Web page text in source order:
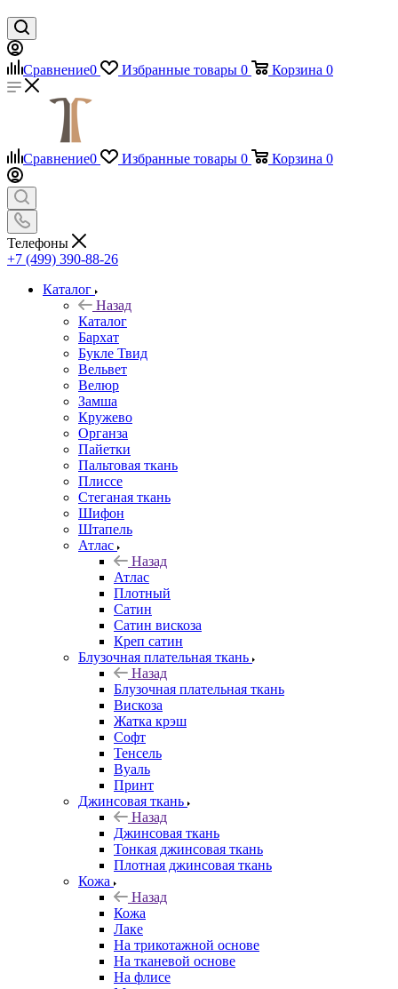
Сравнение0 Избранные товары 0 Корзина 0
Сравнение0 Избранные товары 0 Корзина 0
Телефоны
+7 (499) 390-88-26
Каталог
Назад
Каталог
Бархат
Букле Твид
Вельвет
Велюр
Замша
Кружево
Органза
Пайетки
Пальтовая ткань
Плиссе
Стеганая ткань
Шифон
Штапель
Атлас
Назад
Атлас
Плотный
Сатин
Сатин вискоза
Креп сатин
Блузочная плательная ткань
Назад
Блузочная плательная ткань
Вискоза
Жатка крэш
Софт
Тенсель
Вуаль
Принт
Джинсовая ткань
Назад
Джинсовая ткань
Тонкая джинсовая ткань
Плотная джинсовая ткань
Кожа
Назад
Кожа
Лаке
На трикотажной основе
На тканевой основе
На флисе